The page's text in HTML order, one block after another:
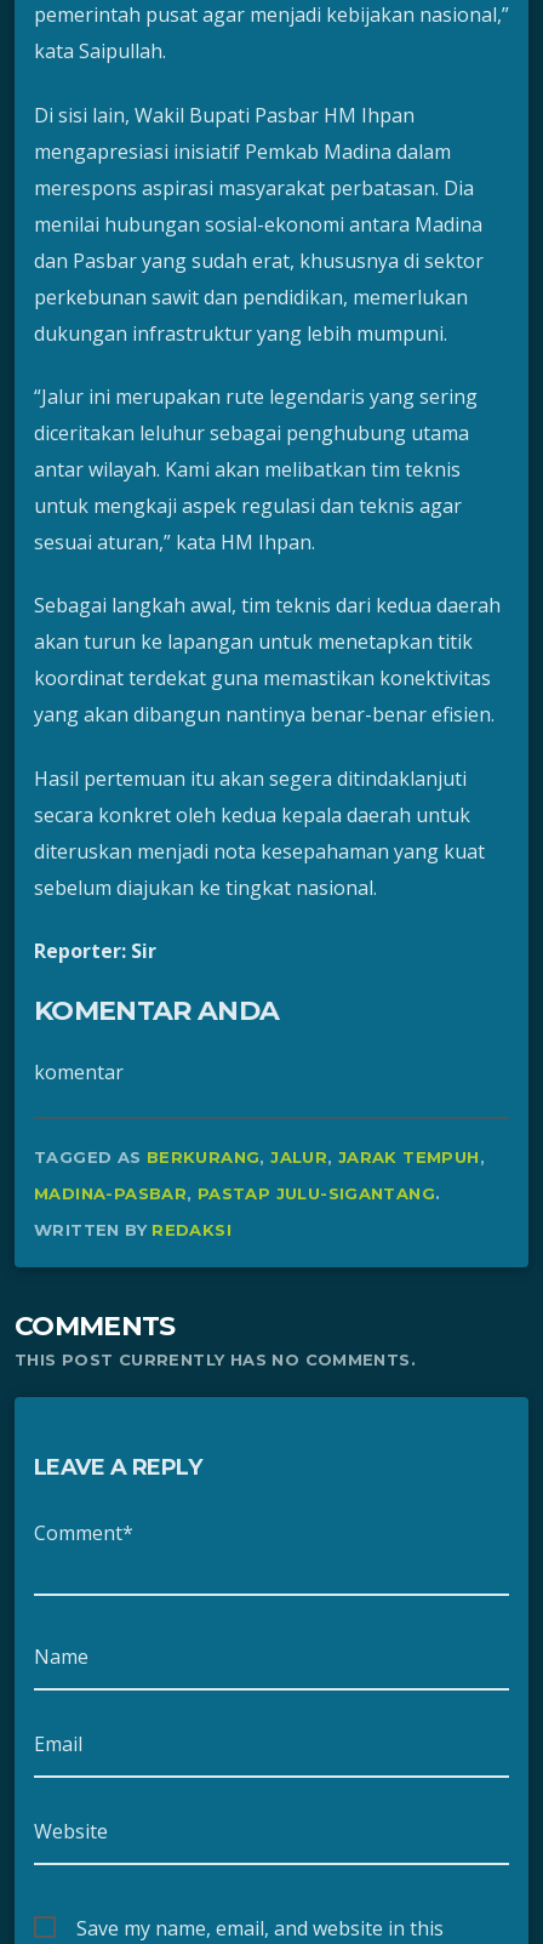
pemerintah pusat agar menjadi kebijakan nasional,”
kata Saipullah.
Di sisi lain, Wakil Bupati Pasbar HM Ihpan
mengapresiasi inisiatif Pemkab Madina dalam
merespons aspirasi masyarakat perbatasan. Dia
menilai hubungan sosial-ekonomi antara Madina
dan Pasbar yang sudah erat, khususnya di sektor
perkebunan sawit dan pendidikan, memerlukan
dukungan infrastruktur yang lebih mumpuni.
“Jalur ini merupakan rute legendaris yang sering
diceritakan leluhur sebagai penghubung utama
antar wilayah. Kami akan melibatkan tim teknis
untuk mengkaji aspek regulasi dan teknis agar
sesuai aturan,” kata HM Ihpan.
Sebagai langkah awal, tim teknis dari kedua daerah
akan turun ke lapangan untuk menetapkan titik
koordinat terdekat guna memastikan konektivitas
yang akan dibangun nantinya benar-benar efisien.
Hasil pertemuan itu akan segera ditindaklanjuti
secara konkret oleh kedua kepala daerah untuk
diteruskan menjadi nota kesepahaman yang kuat
sebelum diajukan ke tingkat nasional.
Reporter: Sir
KOMENTAR ANDA
komentar
TAGGED AS BERKURANG,JALUR, JARAK TEMPUH,
MADINA-PASBAR, PASTAP JULU-SIGANTANG.
WRITTEN BY REDAKSI
COMMENTS
THIS POST CURRENTLY HAS NO COMMENTS.
LEAVE A REPLY
Comment*
Name
Email
Website
Save my name, email, and website in this